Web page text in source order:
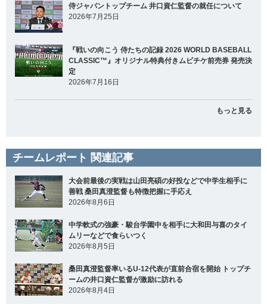
侍ジャパントップチーム 井口資仁監督の就任について
2026年7月25日
『戦いの向こう 侍たちの記録 2026 WORLD BASEBALL
CLASSIC™』オリジナル特典付きムビチケ前売券 発売決
定
2026年7月16日
もっと見る
チームレポート 関連記事
大会前最後の実戦は山田亮碩の好投などで中学生相手に
善戦 桑田真澄監督も特徴把握に手応え
2026年8月6日
中学軟式の強豪・駿台学園中を相手に大和田与喜のタイ
ムリーなどで食らいつく
2026年8月5日
桑田真澄監督率いるU-12代表が直前合宿を開始 トップチ
ームの井口資仁監督が激励に訪れる
2026年8月4日